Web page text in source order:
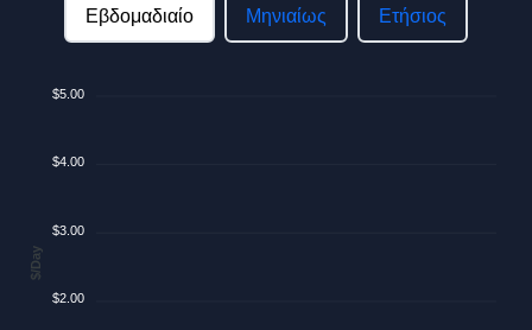
Εβδομαδιαίο Μηνιαίως Ετήσιος
$5.00
$4.00
$3.00
$2.00
$/Day